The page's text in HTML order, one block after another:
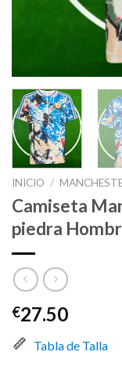
INICIO /
Camiseta
piedra
€27.50
Tabla de Talla